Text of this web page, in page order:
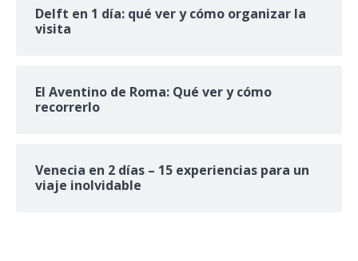
Delft en 1 día: qué ver y cómo organizar la
visita
El Aventino de Roma: Qué ver y cómo
recorrerlo
Venecia en 2 días – 15 experiencias para un
viaje inolvidable